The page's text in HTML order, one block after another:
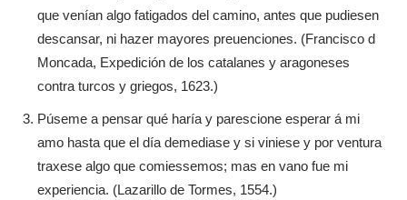
que venían algo fatigados del camino, antes que pudiesen
descansar, ni hazer mayores preuenciones. (Francisco d
Moncada, Expedición de los catalanes y aragoneses
contra turcos y griegos, 1623.)
Púseme a pensar qué haría y parescione esperar á mi
amo hasta que el día demediase y si viniese y por ventura
traxese algo que comiessemos; mas en vano fue mi
experiencia. (Lazarillo de Tormes, 1554.)